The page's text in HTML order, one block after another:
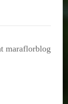
maraflorblog